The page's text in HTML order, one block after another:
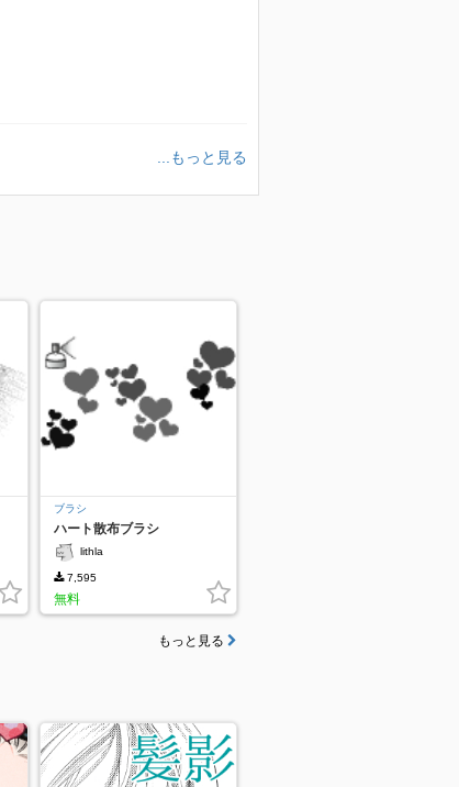
...もっと見る
ブラシ
ハート散布ブラシ
lithla
7,595
無料
もっと見る